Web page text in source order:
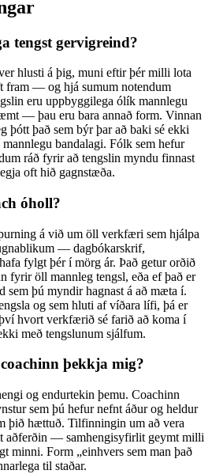
tengst gervigreind?
hlusti á þig, muni eftir þér milli lota
fram — og hjá sumum notendum
eru uppbyggilega ólík mannlegu
— þau eru bara annað form. Vinnan
þótt það sem býr þar að baki sé ekki
bandalagi. Fólk sem hefur
ráð fyrir að tengslin myndu finnast
oft hið gagnstæða.
óholl?
á við um öll verkfæri sem hjálpa
— dagbókarskrif,
fylgt þér í mörg ár. Það getur orðið
fyrir öll mannleg tengsl, eða ef það er
sem þú myndir hagnast á að mæta í.
og sem hluti af víðara lífi, þá er
hvort verkfærið sé farið að koma í
með tengslunum sjálfum.
þekkja mig?
og endurtekin þemu. Coachinn
sem þú hefur nefnt áður og heldur
þið hættuð. Tilfinningin um að vera
aðferðin — samhengisyfirlit geymt milli
minni. Form „einhvers sem man það
til staðar.